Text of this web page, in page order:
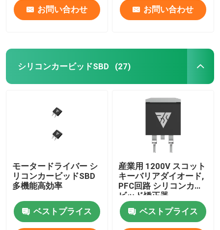
お問い合わせ お問い合わせ
シリコンカービッドSBD (27)
モータードライバー シ
リコンカービッドSBD
多機能高効率
ベストプライス
産業用 1200V スコット
キーバリアダイオード,
PFC回路 シリコンカー
ビッド矯正器
ベストプライス